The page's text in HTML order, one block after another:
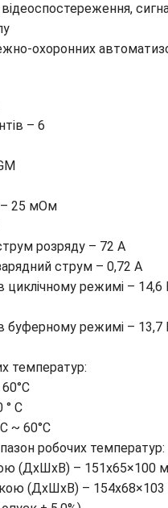
охоронних
– 6
– 25 мОм
розряду – 72 А
струм – 0,72 A
циклічному режимі – 14,6
в буферному режимі – 13,7
температур:
° C
~ 60°C
робочих температур:
(ДхШхВ) – 151х65×100
(ДхШхВ) –